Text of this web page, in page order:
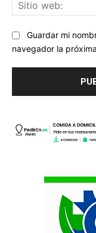
Guardar mi
navegador la